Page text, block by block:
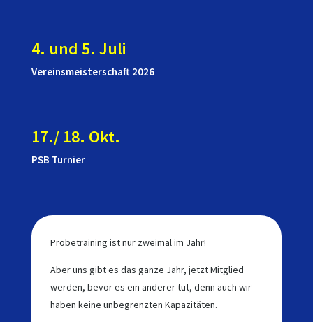
4. und 5. Juli
Vereinsmeisterschaft 2026
17./ 18. Okt.
PSB Turnier
Probetraining ist nur zweimal im Jahr!
Aber uns gibt es das ganze Jahr, jetzt Mitglied
werden, bevor es ein anderer tut, denn auch wir
haben keine unbegrenzten Kapazitäten.